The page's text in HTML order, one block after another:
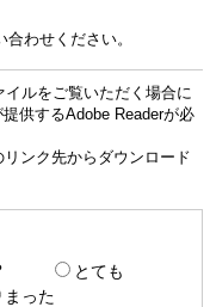
わせください。​
イルをご覧いただく場合に
供するAdobe Readerが必
ンク先からダウンロード
とても
まった